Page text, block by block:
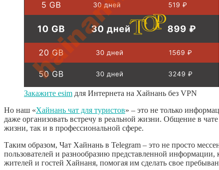
Закажите esim для Интернета на Хайнань без VPN
Но наш «Хайнань чат для туристов» – это не только
даже организовать встречу в реальной жизни. Общение в
жизни, так и в профессиональной сфере.
Таким образом, Чат Хайнань в Telegram – это не просто
пользователей и разнообразию представленной
жителей и гостей Хайнаня, помогая им сделать свое